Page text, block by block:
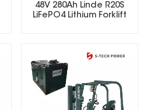
48V 280Ah Linde R20S
LiFePO4 Lithium Forklift